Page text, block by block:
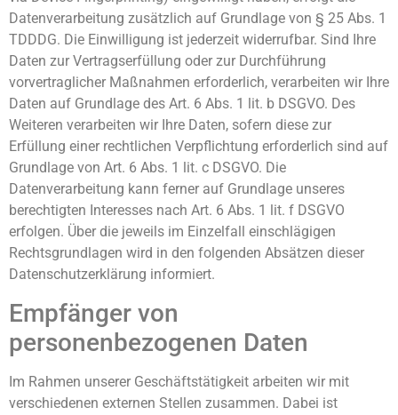
Datenverarbeitung zusätzlich auf Grundlage von § 25 Abs. 1
TDDDG. Die Einwilligung ist jederzeit widerrufbar. Sind Ihre
Daten zur Vertragserfüllung oder zur Durchführung
vorvertraglicher Maßnahmen erforderlich, verarbeiten wir Ihre
Daten auf Grundlage des Art. 6 Abs. 1 lit. b DSGVO. Des
Weiteren verarbeiten wir Ihre Daten, sofern diese zur
Erfüllung einer rechtlichen Verpflichtung erforderlich sind auf
Grundlage von Art. 6 Abs. 1 lit. c DSGVO. Die
Datenverarbeitung kann ferner auf Grundlage unseres
berechtigten Interesses nach Art. 6 Abs. 1 lit. f DSGVO
erfolgen. Über die jeweils im Einzelfall einschlägigen
Rechtsgrundlagen wird in den folgenden Absätzen dieser
Datenschutzerklärung informiert.
Empfänger von
personenbezogenen Daten
Im Rahmen unserer Geschäftstätigkeit arbeiten wir mit
verschiedenen externen Stellen zusammen. Dabei ist